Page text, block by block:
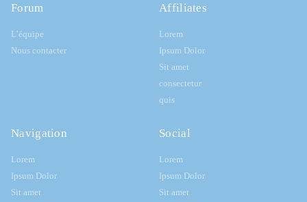
Forum
L’équipe
Nous contacter
Affiliates
Lorem
Ipsum Dolor
Sit amet
consectetur
quis
Navigation
Lorem
Ipsum Dolor
Sit amet
Social
Lorem
Ipsum Dolor
Sit amet